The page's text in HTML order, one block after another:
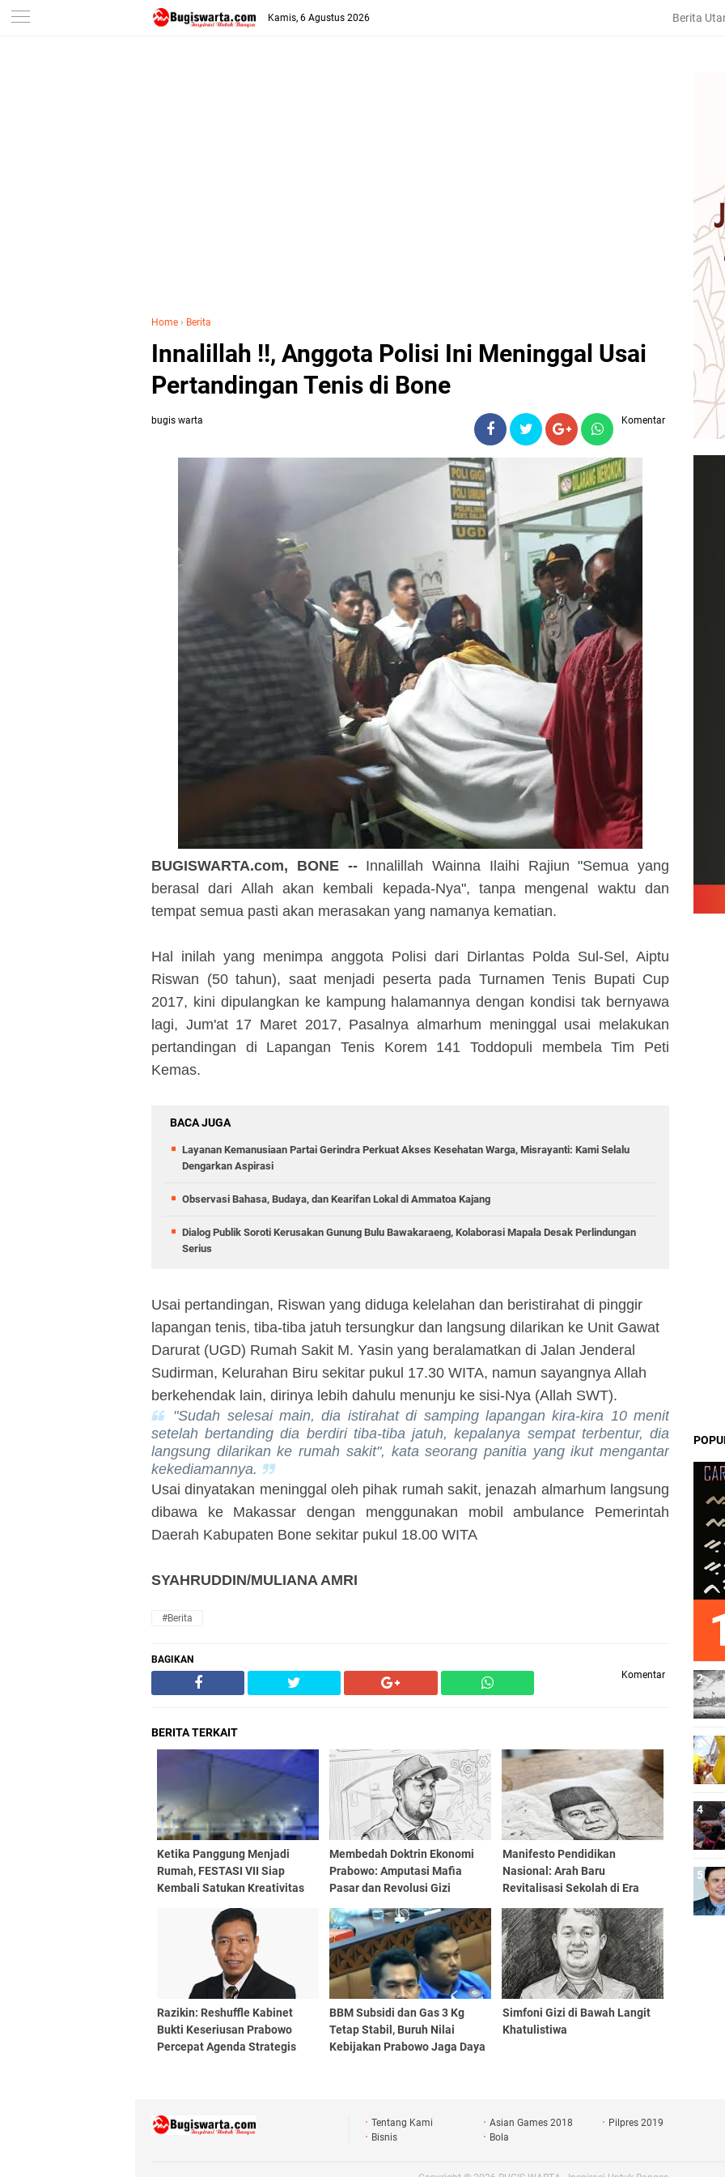
-->
Kamis, 6 Agustus 2026 Berita
Home › Berita
Innalillah !!, Anggota Polisi Ini Meninggal Usai
Pertandingan Tenis di Bone
bugis warta Komentar
BUGISWARTA.com, BONE -- Innalillah Wainna Ilaihi Rajiun "Semua yang
berasaldari Allahakan kembali kepada-Nya",tanpa mengenal waktu dan
tempat semua pasti akan merasakan yang namanya kematian.
Hal inilah yang menimpa anggota Polisi dari Dirlantas Polda Sul-Sel, Aiptu
Riswan (50 tahun), saat menjadi peserta pada Turnamen Tenis Bupati Cup
2017, kini dipulangkan ke kampung halamannya dengan kondisi tak bernyawa
lagi, Jum'at 17 Maret 2017, Pasalnya a lmarhum meninggal usai melakukan
pertandingan di Lapangan Tenis Korem 141 Toddopuli membela Tim Peti
Kemas.
BACA JUGA
Layanan Kemanusiaan Partai Gerindra Perkuat Akses Kesehatan Warga, Misrayanti: Kami Selalu
Dengarkan Aspirasi
Observasi Bahasa, Budaya, dan Kearifan Lokal di Ammatoa Kajang
Dialog Publik Soroti Kerusakan Gunung Bulu Bawakaraeng, Kolaborasi Mapala Desak Perlindungan
Serius
Usai pertandingan, Riswan yang diduga kelelahan dan beristirahat di pinggir
lapangan tenis, tiba-tiba jatuh tersungkur dan langsung dilarikan ke Unit Gawat
Darurat (UGD) Rumah Sakit M. Yasin yang beralamatkan di Jalan Jenderal
Sudirman, Kelurahan Biru sekitar pukul 17.30 WITA, namun sayangnya Allah
berkehendak lain, dirinya lebih dahulu menunju ke sisi-Nya (Allah SWT).
"Sudah selesai main, dia istirahat di samping lapangan kira-kira 10 menit
setelah bertanding dia berdiri tiba-tiba jatuh, kepalanya sempat terbentur, dia
langsung dilarikan kerumah sakit", kata seorang panitia yang ikut mengantar
kekediamannya.
Usai dinyatakan meninggal oleh pihak rumah sakit, jenazah almarhum langsung
dibawa ke Makassar dengan menggunakan mobil ambulance Pemerintah
Daerah Kabupaten Bone sekitar pukul 18.00 WITA
SYAHRUDDIN/MULIANA AMRI
#Berita
BAGIKAN
Komentar
BERITA TERKAIT
Ketika Panggung Menjadi
Rumah, FESTASI VII Siap
Kembali Satukan Kreativitas
Membedah Doktrin Ekonomi
Prabowo: Amputasi Mafia
Pasar dan Revolusi Gizi
Manifesto Pendidikan
Nasional: Arah Baru
Revitalisasi Sekolah di Era
Razikin: Reshuffle Kabinet
Bukti Keseriusan Prabowo
Percepat Agenda Strategis
BBM Subsidi dan Gas 3 Kg
Tetap Stabil, Buruh Nilai
Kebijakan Prabowo Jaga Daya
​Simfoni Gizi di Bawah Langit
Khatulistiwa
Tentang Kami Asian Games 2018
Pilpres 2019
Bisnis
Bola